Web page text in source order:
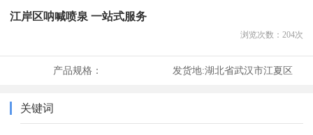
江岸区呐喊喷泉 一站式服务
浏览次数： 204次
产品规格： 发货地:湖北省武汉市江夏区
关键词